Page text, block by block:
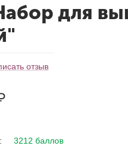
для
отзыв
3212 баллов